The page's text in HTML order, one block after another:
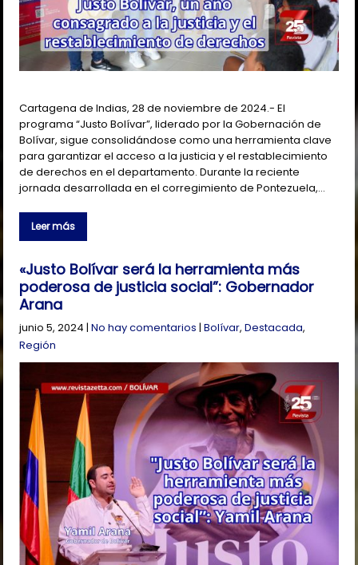
Cartagena de Indias, 28 de noviembre de 2024.- El
programa “Justo Bolívar”, liderado por la Gobernación de
Bolívar, sigue consolidándose como una herramienta clave
para garantizar el acceso a la justicia y el restablecimiento
de derechos en el departamento. Durante la reciente
jornada desarrollada en el corregimiento de Pontezuela,…
Leer más
«Justo Bolívar será la herramienta más
poderosa de justicia social”: Gobernador
Arana
junio 5, 2024 |No hay comentarios |Bolívar,Destacada,
Región